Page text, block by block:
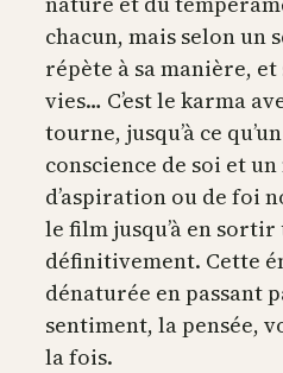
chacun, mais selon un
répète à sa manière,
vies… C’est le karma
tourne, jusqu’à ce
conscience de soi et
d’aspiration ou de foi
le film jusqu’à en
définitivement. Cette
dénaturée en passant
sentiment, la pensée,
la fois.